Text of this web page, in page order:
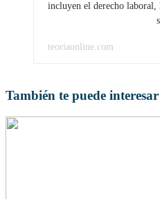
incluyen el derecho
teoriaonline.com
También te puede interesar